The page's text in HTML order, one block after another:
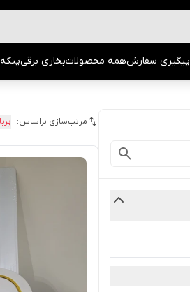
پیگیری سفارشهمه محصولاتبخاری برقی
مرتب‌سازی براساس: